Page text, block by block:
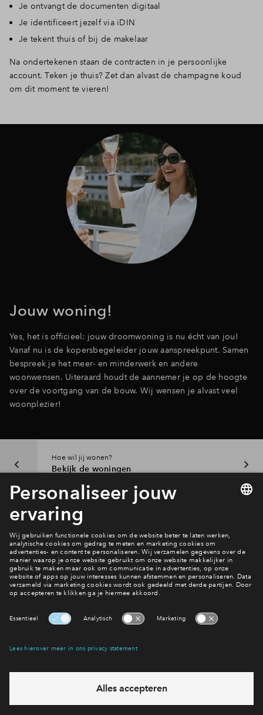
Je ontvangt de documenten digitaal
Je identificeert jezelf via iDIN
Je tekent thuis of bij de makelaar
Na ondertekenen staan de contracten in je persoonlijke
account. Teken je thuis? Zet dan alvast de champagne koud
om dit moment te vieren!
Jouw woning!
Yes, het is officieel: jouw droomwoning is nu écht van jou!
Vanaf nu is de kopersbegeleider jouw aanspreekpunt. Samen
bespreek je het meer- en minderwerk en andere
woonwensen. Uiteraard houdt de aannemer je op de hoogte
over de voortgang van de bouw. Wij wensen je alvast veel
woonplezier!
Hoe wil jij wonen?
Bekijk de woningen
Interesse? Meld je dan snel aan
Hiermee blijf je op de hoogte van het belangrijkste nieuws en
eventuele projecten
Ja, ik wil mij aanmelden
Heb je een vraag en wil je direct antwoord? Bel ons op
feestdagen)
vandaag gesloten, maandag zijn we vanaf
bereikbaar